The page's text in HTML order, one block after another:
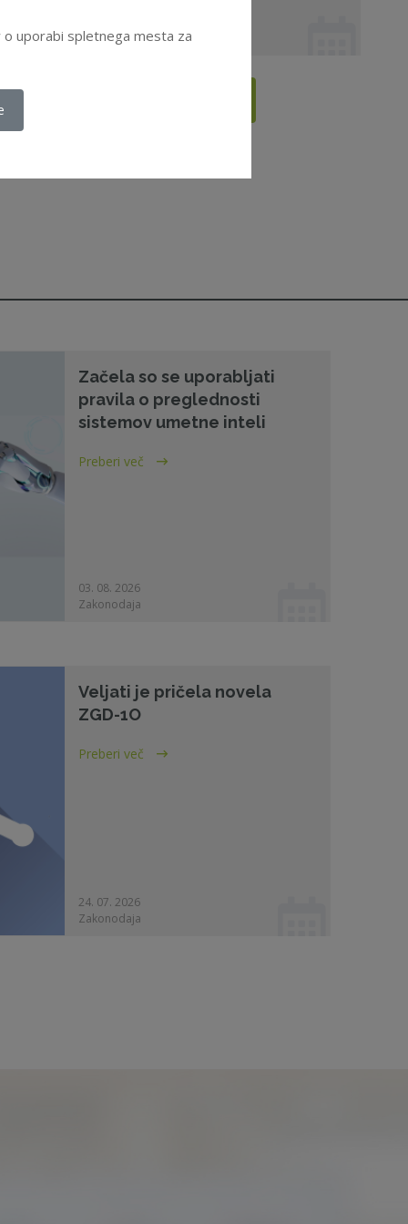
Seminar
Začela so se uporabljati
pravila o preglednosti
sistemov umetne inteli
Preberi več
03. 08. 2026
Zakonodaja
Veljati je pričela novela
ZGD-1O
Preberi več
24. 07. 2026
Zakonodaja
o uporabi spletnega mesta za